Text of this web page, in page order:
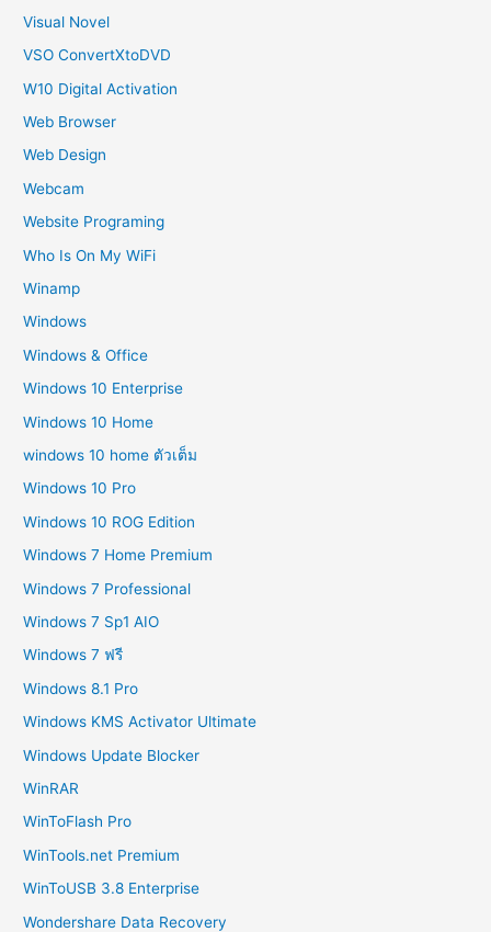
Visual Novel
VSO ConvertXtoDVD
W10 Digital Activation
Web Browser
Web Design
Webcam
Website Programing
Who Is On My WiFi
Winamp
Windows
Windows & Office
Windows 10 Enterprise
Windows 10 Home
windows 10 home ตัวเต็ม
Windows 10 Pro
Windows 10 ROG Edition
Windows 7 Home Premium
Windows 7 Professional
Windows 7 Sp1 AIO
Windows 7 ฟรี
Windows 8.1 Pro
Windows KMS Activator Ultimate
Windows Update Blocker
WinRAR
WinToFlash Pro
WinTools.net Premium
WinToUSB 3.8 Enterprise
Wondershare Data Recovery